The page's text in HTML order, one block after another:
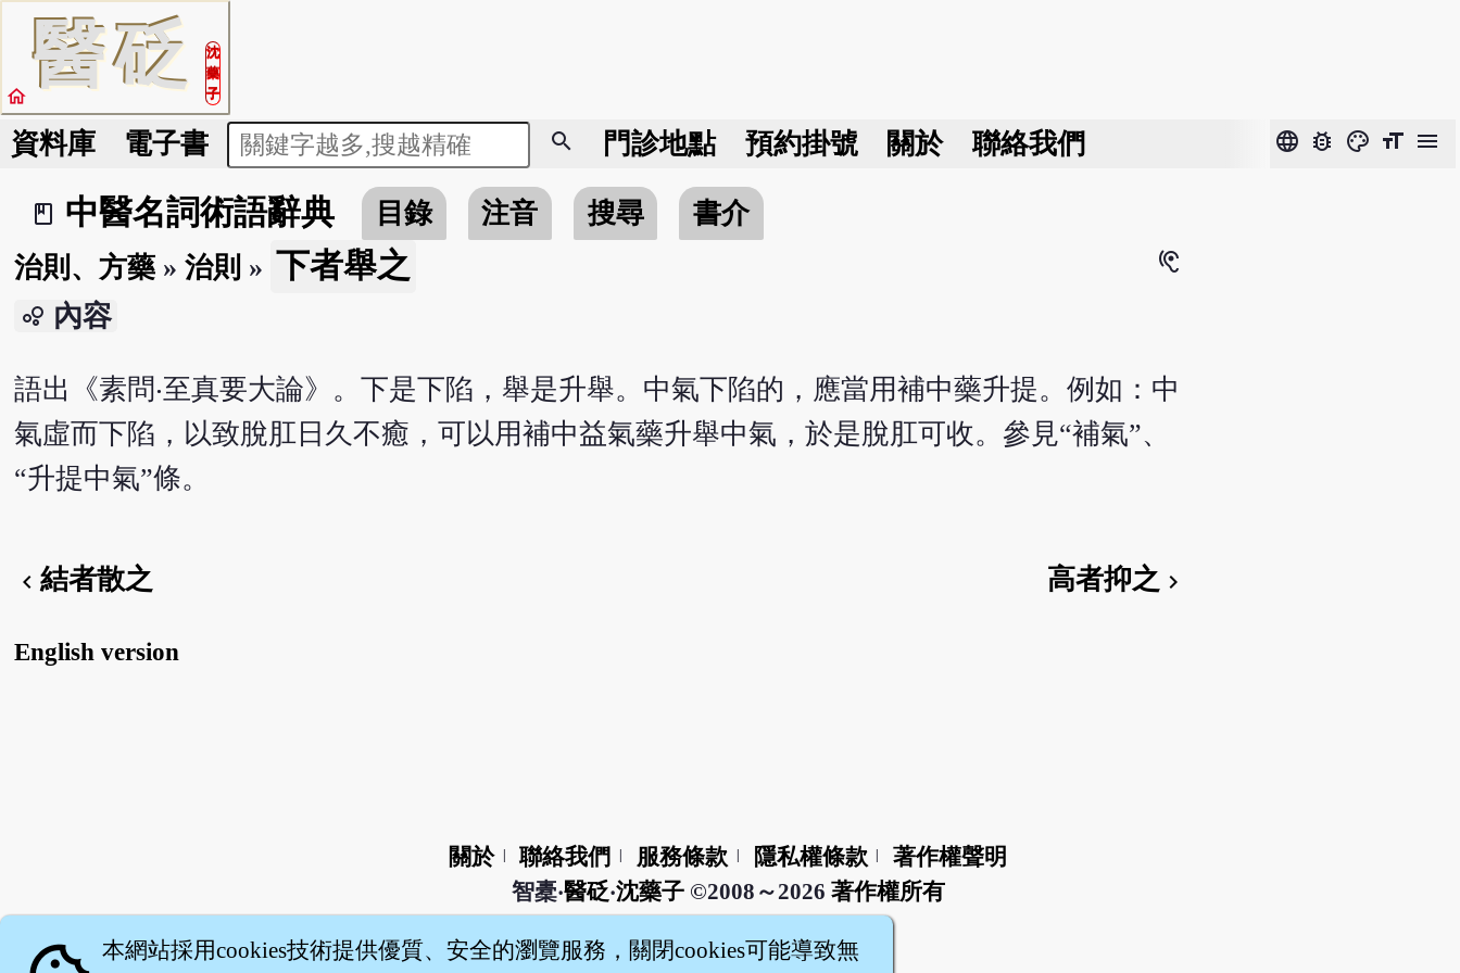
醫砭
沈
藥
子
home
資料庫 電子書 search 門診地點 預約掛號 關於 聯絡我們 language bug_report color_lens format_size menu
book_2
中醫名詞術語辭典 目錄 注音 搜尋
書介
治則、方藥» 治則 » 下者舉之 hearing
bubble_chart 內容
語出《素問‧至真要大論》。下是下陷，舉是升舉。中氣下陷的，應當用補中藥升提。例如：中
氣虛而下陷，以致脫肛日久不癒，可以用補中益氣藥升舉中氣，於是脫肛可收。參見“補氣”、
“升提中氣”條。
chevron_left 結者散之 高者抑之chevron_right
English version
關於 聯絡我們 服務條款 隱私權條款
著作權聲明
智橐‧醫砭‧沈藥子©2008～2026 著作權所有
本網站採用cookies技術提供優質、安全的瀏覽服務，關閉cookies可能導致無